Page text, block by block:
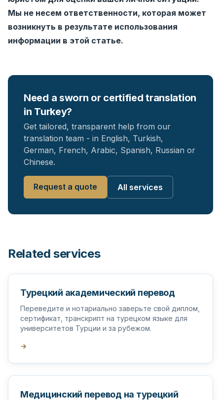
Мы не несем ответственности, которая может
возникнуть в результате использования
информации в этой статье.
Need a sworn or certified translation
in Turkey?
Get tailored, transparent help from our
translation team - in English, Turkish,
German, French, Arabic, Spanish, Russian or
Chinese.
Request a quote All services
Related services
Турецкий академический перевод
Переведите и нотариально заверьте свой диплом,
сертификат, транскрипт на турецком языке для
университетов Турции и за рубежом.
→
Медицинский перевод на турецкий